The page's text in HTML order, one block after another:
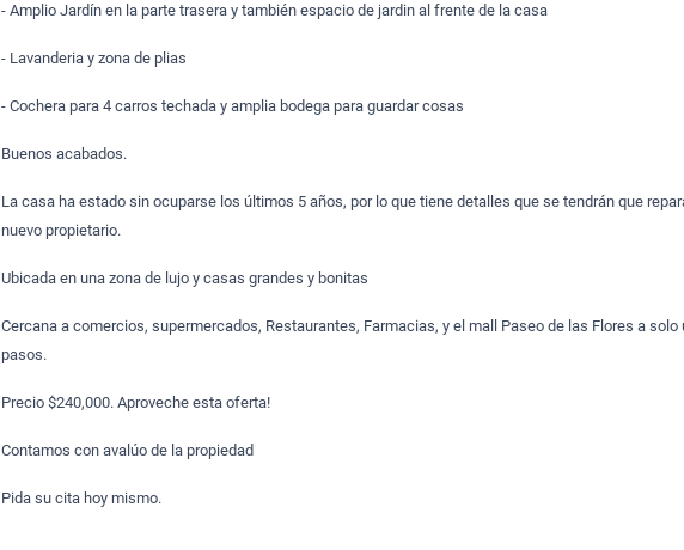
- Amplio Jardín en la parte trasera y también espacio de jardin al frente de la casa
- Lavanderia y zona de plias
- Cochera para 4 carros techada y amplia bodega para guardar cosas
Buenos acabados.
La casa ha estado sin ocuparse los últimos 5 años, por lo que tiene detalles que se tendrán que
nuevo propietario.
Ubicada en una zona de lujo y casas grandes y bonitas
Cercana a comercios, supermercados, Restaurantes, Farmacias, y el mall Paseo de las Flores a solo
pasos.
Precio $240,000. Aproveche esta oferta!
Contamos con avalúo de la propiedad
Pida su cita hoy mismo.